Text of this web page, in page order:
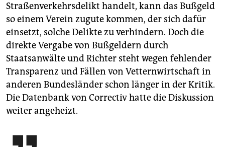
Straßenverkehrsdelikt handelt, kann das Bußgeld
so einem Verein zugute kommen, der sich dafür
einsetzt, solche Delikte zu verhindern. Doch die
direkte Vergabe von Bußgeldern durch
Staatsanwälte und Richter steht wegen fehlender
Transparenz und Fällen von Vetternwirtschaft in
anderen Bundesländer schon länger in der Kritik.
Die Datenbank von Correctiv hatte die Diskussion
weiter angeheizt.